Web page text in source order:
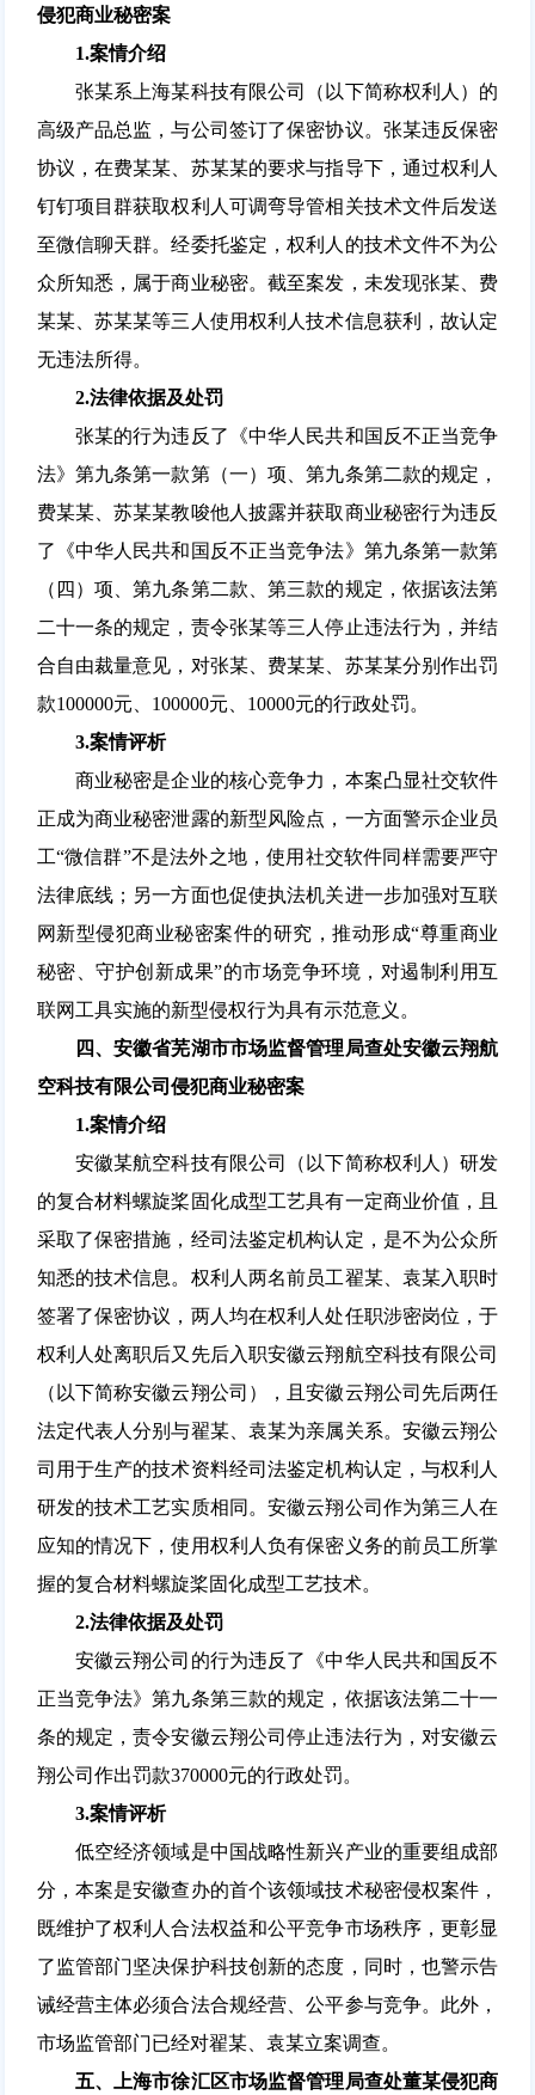
侵犯商业秘密案
1.案情介绍
张某系上海某科技有限公司（以下简称权利人）的
高级产品总监，与公司签订了保密协议。张某违反保密
协议，在费某某、苏某某的要求与指导下，通过权利人
钉钉项目群获取权利人可调弯导管相关技术文件后发送
至微信聊天群。经委托鉴定，权利人的技术文件不为公
众所知悉，属于商业秘密。截至案发，未发现张某、费
某某、苏某某等三人使用权利人技术信息获利，故认定
无违法所得。
2.法律依据及处罚
张某的行为违反了《中华人民共和国反不正当竞争
法》第九条第一款第（一）项、第九条第二款的规定，
费某某、苏某某教唆他人披露并获取商业秘密行为违反
了《中华人民共和国反不正当竞争法》第九条第一款第
（四）项、第九条第二款、第三款的规定，依据该法第
二十一条的规定，责令张某等三人停止违法行为，并结
合自由裁量意见，对张某、费某某、苏某某分别作出罚
款100000元、100000元、10000元的行政处罚。
3.案情评析
商业秘密是企业的核心竞争力，本案凸显社交软件
正成为商业秘密泄露的新型风险点，一方面警示企业员
工“微信群”不是法外之地，使用社交软件同样需要严守
法律底线；另一方面也促使执法机关进一步加强对互联
网新型侵犯商业秘密案件的研究，推动形成“尊重商业
秘密、守护创新成果”的市场竞争环境，对遏制利用互
联网工具实施的新型侵权行为具有示范意义。
四、安徽省芜湖市市场监督管理局查处安徽云翔航
空科技有限公司侵犯商业秘密案
1.案情介绍
安徽某航空科技有限公司（以下简称权利人）研发
的复合材料螺旋桨固化成型工艺具有一定商业价值，且
采取了保密措施，经司法鉴定机构认定，是不为公众所
知悉的技术信息。权利人两名前员工翟某、袁某入职时
签署了保密协议，两人均在权利人处任职涉密岗位，于
权利人处离职后又先后入职安徽云翔航空科技有限公司
（以下简称安徽云翔公司），且安徽云翔公司先后两任
法定代表人分别与翟某、袁某为亲属关系。安徽云翔公
司用于生产的技术资料经司法鉴定机构认定，与权利人
研发的技术工艺实质相同。安徽云翔公司作为第三人在
应知的情况下，使用权利人负有保密义务的前员工所掌
握的复合材料螺旋桨固化成型工艺技术。
2.法律依据及处罚
安徽云翔公司的行为违反了《中华人民共和国反不
正当竞争法》第九条第三款的规定，依据该法第二十一
条的规定，责令安徽云翔公司停止违法行为，对安徽云
翔公司作出罚款370000元的行政处罚。
3.案情评析
低空经济领域是中国战略性新兴产业的重要组成部
分，本案是安徽查办的首个该领域技术秘密侵权案件，
既维护了权利人合法权益和公平竞争市场秩序，更彰显
了监管部门坚决保护科技创新的态度，同时，也警示告
诫经营主体必须合法合规经营、公平参与竞争。此外，
市场监管部门已经对翟某、袁某立案调查。
五、上海市徐汇区市场监督管理局查处董某侵犯商